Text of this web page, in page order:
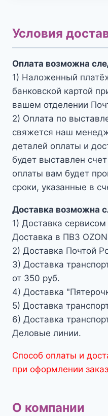
Условия
Оплата возможна
1) Наложенный
банковской картой
вашем отделении
2) Оплата по
свяжется наш
деталей оплаты и
будет выставлен
оплаты вам будет
сроки, указанные в
Доставка возможна
1) Доставка
Доставка в ПВЗ
2) Доставка Почтой
3) Доставка
от 350 руб.
4) Доставка
5) Доставка
6) Доставка
Деловые линии.
Способ оплаты и
при оформлении
О компании